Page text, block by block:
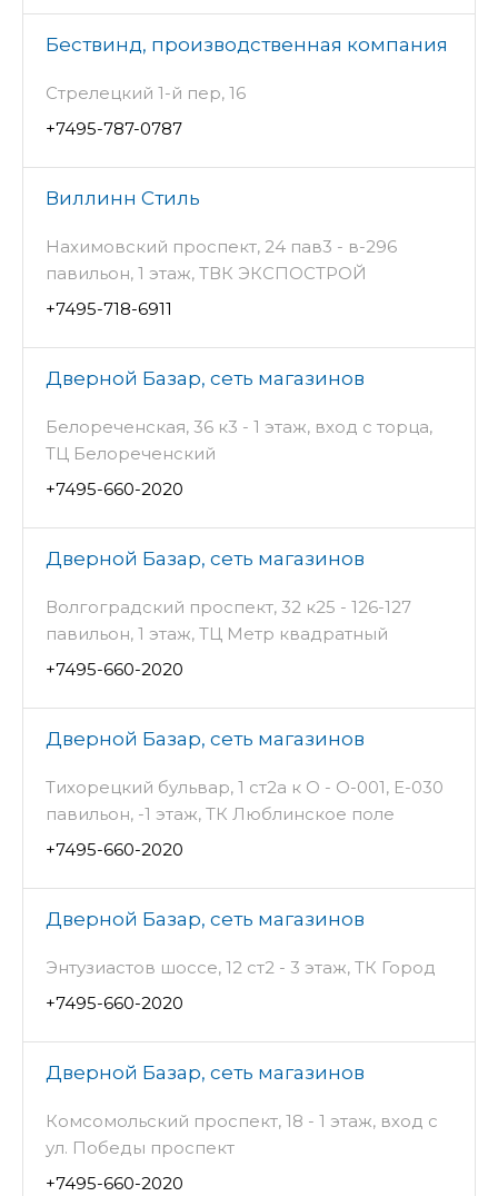
Бествинд, производственная компания
Стрелецкий 1-й пер, 16
+7495-787-0787
Виллинн Стиль
Нахимовский проспект, 24 пав3 - в-296
павильон, 1 этаж, ТВК ЭКСПОСТРОЙ
+7495-718-6911
Дверной Базар, сеть магазинов
Белореченская, 36 к3 - 1 этаж, вход с торца,
ТЦ Белореченский
+7495-660-2020
Дверной Базар, сеть магазинов
Волгоградский проспект, 32 к25 - 126-127
павильон, 1 этаж, ТЦ Метр квадратный
+7495-660-2020
Дверной Базар, сеть магазинов
Тихорецкий бульвар, 1 ст2а к О - О-001, Е-030
павильон, -1 этаж, ТК Люблинское поле
+7495-660-2020
Дверной Базар, сеть магазинов
Энтузиастов шоссе, 12 ст2 - 3 этаж, ТК Город
+7495-660-2020
Дверной Базар, сеть магазинов
Комсомольский проспект, 18 - 1 этаж, вход с
ул. Победы проспект
+7495-660-2020